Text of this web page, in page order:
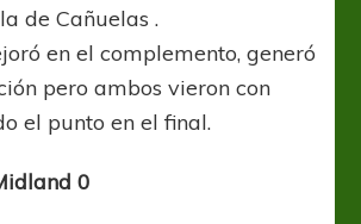
de Cañuelas .
en el complemento, generó
pero ambos vieron con
el punto en el final.
0